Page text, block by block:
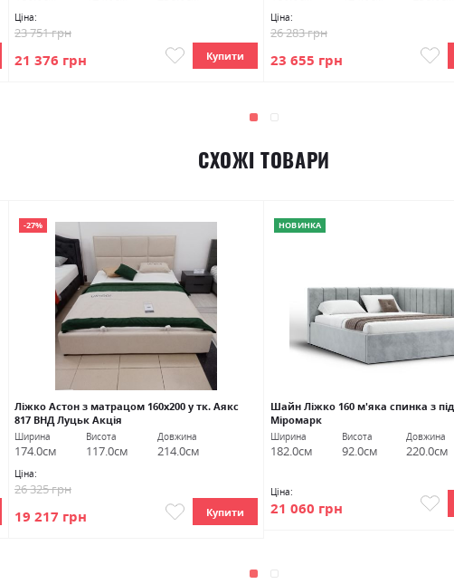
Ціна:
21 376 грн
23 751 грн
Купити
Ціна:
23 655 грн
26 283 грн
СХОЖІ ТОВАРИ
-27%
Ліжко Астон з матрацом 160х200 у тк. Аякс
817 ВНД Луцьк Акція
Ширина
174.0см
Висота
117.0см
Довжина
214.0см
Ціна:
19 217 грн
26 325 грн
Купити
НОВИНКА
Шайн Ліжко 160 м'яка спинка з
Міромарк
Ширина
182.0см
Висота
92.0см
Довжина
220.0см
Ціна:
21 060 грн